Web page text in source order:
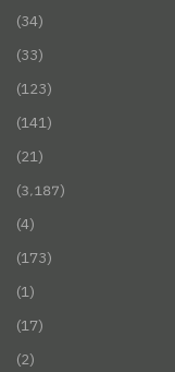
(34)
(33)
(123)
(141)
(21)
(3٬187)
(4)
(173)
(1)
(17)
(2)